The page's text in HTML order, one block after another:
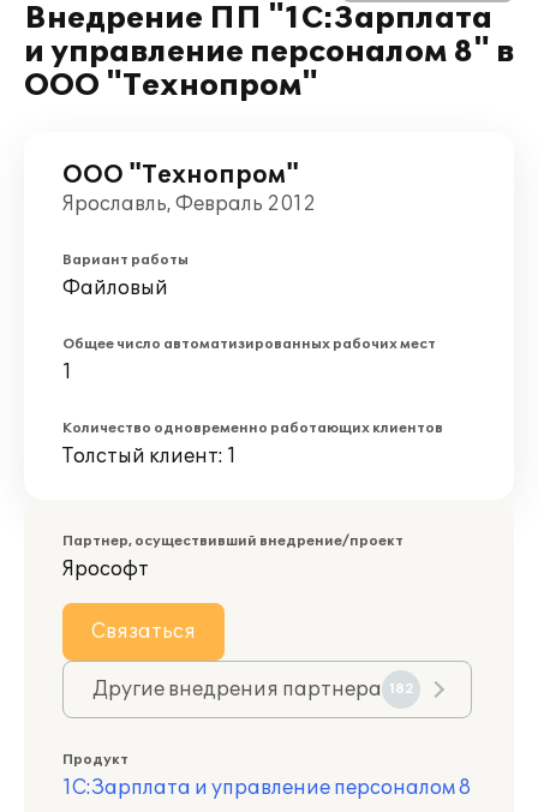
Внедрение ПП "1С:Зарплата
и управление персоналом 8" в
ООО "Технопром"
ООО "Технопром"
Ярославль, Февраль 2012
Вариант работы
Файловый
Общее число автоматизированных рабочих мест
1
Количество одновременно работающих клиентов
Толстый клиент: 1
Партнер, осуществивший внедрение/проект
Ярософт
Связаться
Другие внедрения партнера 182
Продукт
1С:Зарплата и управление персоналом 8